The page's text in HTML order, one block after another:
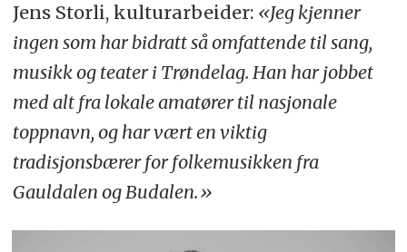
Jens Storli, kulturarbeider: «Jeg kjenner
ingen som har bidratt så omfattende til sang,
musikk og teater i Trøndelag. Han har jobbet
med alt fra lokale amatører til nasjonale
toppnavn, og har vært en viktig
tradisjonsbærer for folkemusikken fra
Gauldalen og Budalen.»